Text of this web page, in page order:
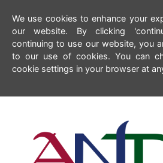
We use cookies to enhance your
our website. By clicking
continuing to use our website, you
to our use of cookies. You can
cookie settings in your browser at